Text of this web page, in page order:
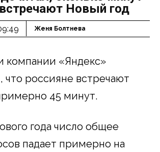
Новый год
Женя Болтнева
компании «Яндекс»
что россияне встречают
45 минут.
года число общее
падает примерно на